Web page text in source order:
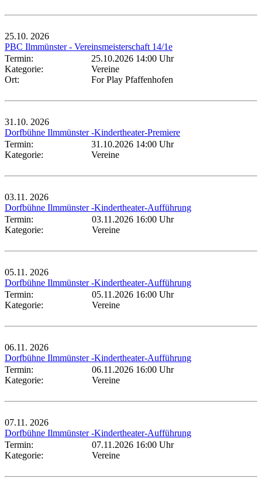
25.10. 2026
PBC Ilmmünster - Vereinsmeisterschaft 14/1e
Termin:
25.10.2026 14:00 Uhr
Kategorie:
Vereine
Ort:
For Play Pfaffenhofen
31.10. 2026
Dorfbühne Ilmmünster -Kindertheater-Premiere
Termin:
31.10.2026 14:00 Uhr
Kategorie:
Vereine
03.11. 2026
Dorfbühne Ilmmünster -Kindertheater-Aufführung
Termin:
03.11.2026 16:00 Uhr
Kategorie:
Vereine
05.11. 2026
Dorfbühne Ilmmünster -Kindertheater-Aufführung
Termin:
05.11.2026 16:00 Uhr
Kategorie:
Vereine
06.11. 2026
Dorfbühne Ilmmünster -Kindertheater-Aufführung
Termin:
06.11.2026 16:00 Uhr
Kategorie:
Vereine
07.11. 2026
Dorfbühne Ilmmünster -Kindertheater-Aufführung
Termin:
07.11.2026 16:00 Uhr
Kategorie:
Vereine